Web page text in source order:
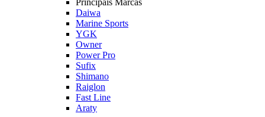
Principais Marcas
Daiwa
Marine Sports
YGK
Owner
Power Pro
Sufix
Shimano
Raiglon
Fast Line
Araty